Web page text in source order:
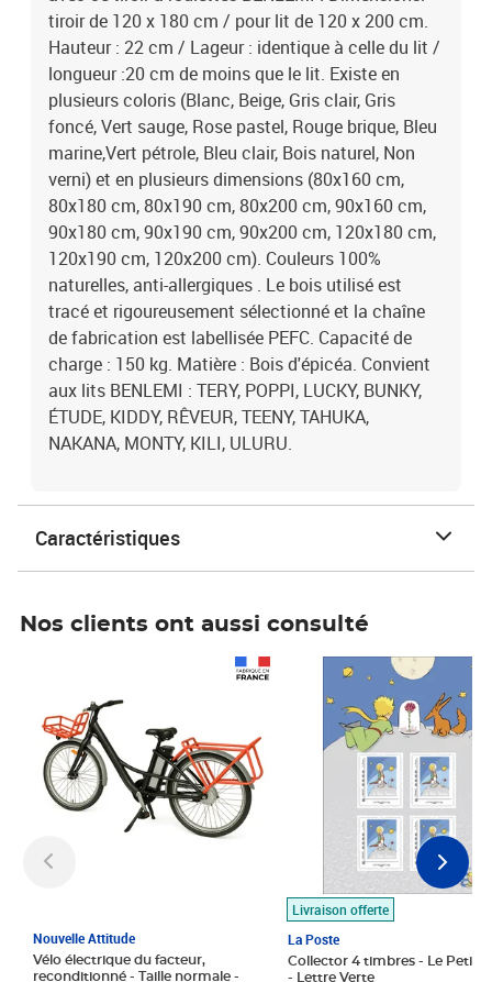
tiroir de 120 x 180 cm / pour lit de 120 x 200 cm.
Hauteur : 22 cm / Lageur : identique à celle du lit /
longueur :20 cm de moins que le lit. Existe en
plusieurs coloris (Blanc, Beige, Gris clair, Gris
foncé, Vert sauge, Rose pastel, Rouge brique, Bleu
marine,Vert pétrole, Bleu clair, Bois naturel, Non
verni) et en plusieurs dimensions (80x160 cm,
80x180 cm, 80x190 cm, 80x200 cm, 90x160 cm,
90x180 cm, 90x190 cm, 90x200 cm, 120x180 cm,
120x190 cm, 120x200 cm). Couleurs 100%
naturelles, anti-allergiques . Le bois utilisé est
tracé et rigoureusement sélectionné et la chaîne
de fabrication est labellisée PEFC. Capacité de
charge : 150 kg. Matière : Bois d'épicéa. Convient
aux lits BENLEMI : TERY, POPPI, LUCKY, BUNKY,
ÉTUDE, KIDDY, RÊVEUR, TEENY, TAHUKA,
NAKANA, MONTY, KILI, ULURU.
Caractéristiques
Nos clients ont aussi consulté
Nouvelle Attitude
Vélo électrique du facteur,
reconditionné - Taille normale -
Livraison offerte
La Poste
Collector 4 timbres - Le Petit
- Lettre Verte
Prix 7,50€